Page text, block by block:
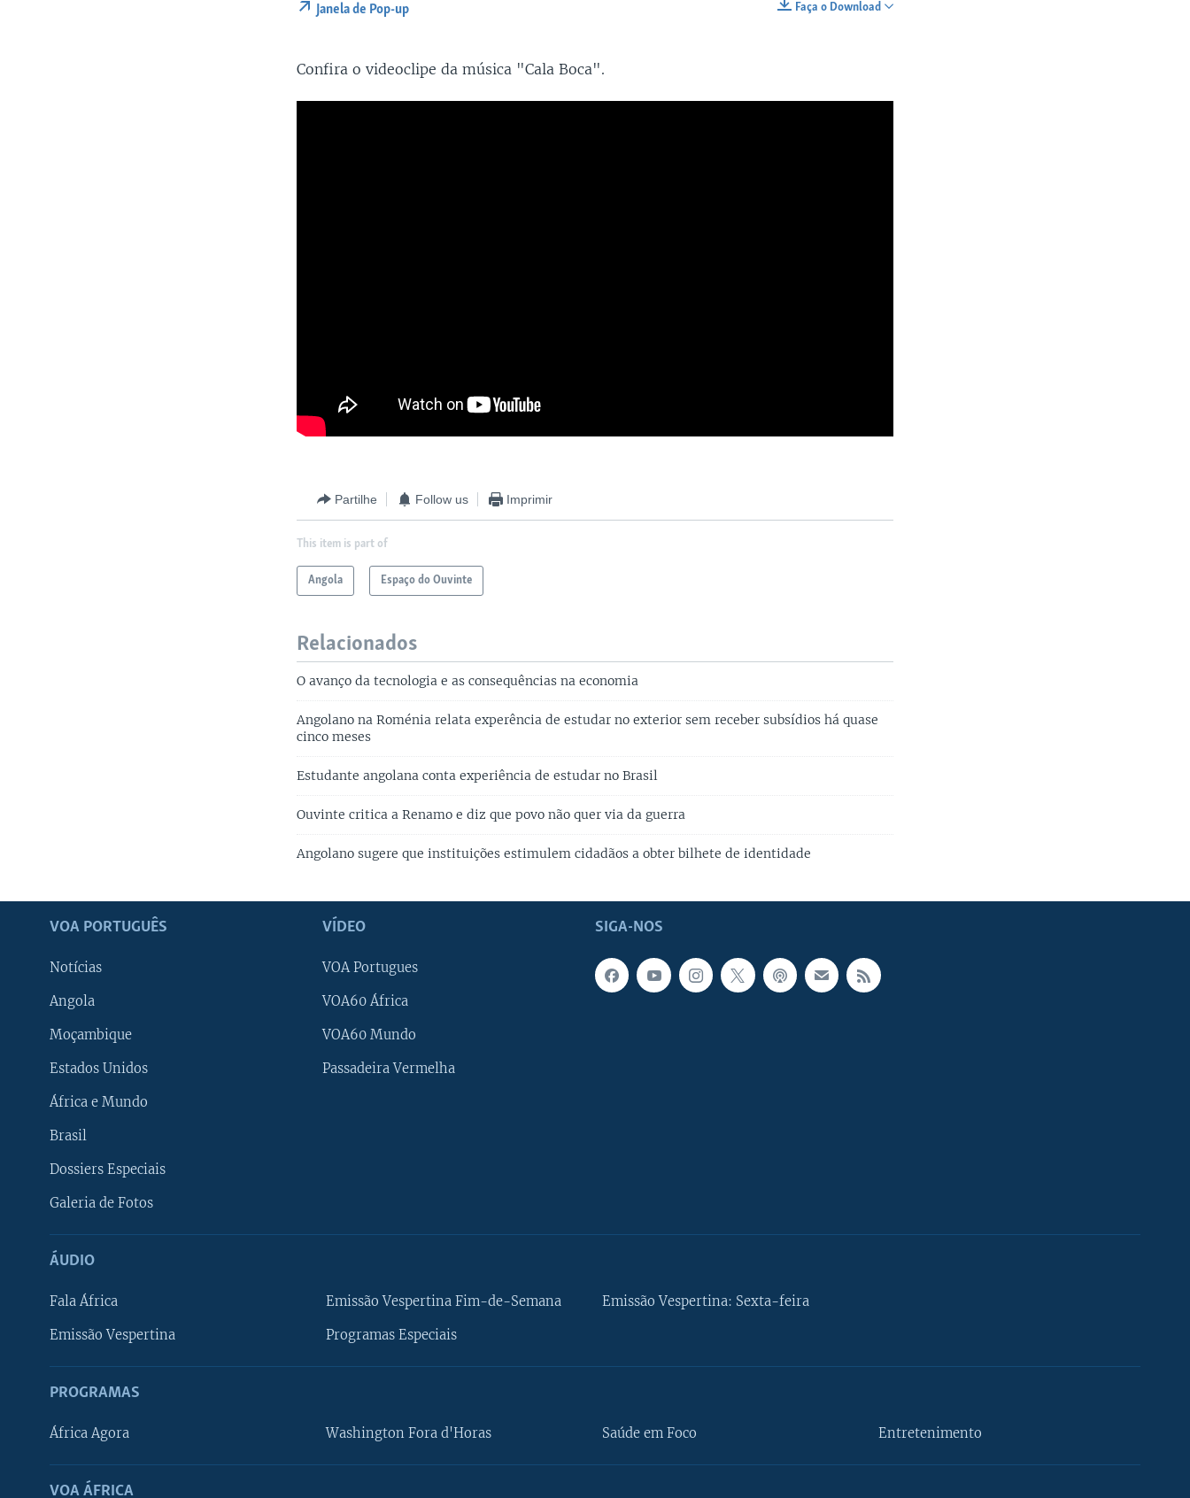
Faça o Download
Janela de Pop-up
Confira o videoclipe da música "Cala Boca".
Partilhe Follow us Imprimir
This item is part of
Angola Espaço do Ouvinte
Relacionados
O avanço da tecnologia e as consequências na economia
Angolano na Roménia relata experência de estudar no exterior sem receber subsídios há quase
cinco meses
Estudante angolana conta experiência de estudar no Brasil
Ouvinte critica a Renamo e diz que povo não quer via da guerra
Angolano sugere que instituições estimulem cidadãos a obter bilhete de identidade
SIGA-NOS
VOA PORTUGUÊS
Notícias
Angola
Moçambique
Estados Unidos
África e Mundo
Brasil
Dossiers Especiais
Galeria de Fotos
VÍDEO
VOA Portugues
VOA60 África
VOA60 Mundo
Passadeira Vermelha
ÁUDIO
Fala África
Emissão Vespertina
Emissão Vespertina Fim-de-Semana
Programas Especiais
Emissão Vespertina: Sexta-feira
PROGRAMAS
África Agora Washington Fora d'Horas Saúde em Foco Entretenimento
VOA ÁFRICA